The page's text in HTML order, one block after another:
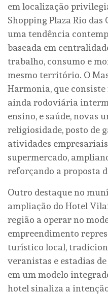
em localização
Shopping Plaza Rio das
uma tendência
baseada em
trabalho, consumo e
mesmo território. O
Harmonia, que consiste
ainda rodoviária
ensino, e saúde, novas
religiosidade, posto de
atividades
supermercado,
reforçando a proposta
Outro destaque no
ampliação do Hotel
região a operar no
empreendimento
turístico local,
veranistas e estadias
em um modelo
hotel sinaliza a